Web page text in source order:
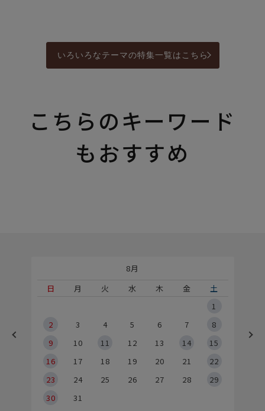
いろいろなテーマの特集一覧はこちら
こちらのキーワード
もおすすめ
8月
日
月 火 水 木 金
土
1
2
3 4 5 6 7
8
9
10 11 12 13 14
15
16
17 18 19 20 21
22
23
24 25 26 27 28
29
30
31